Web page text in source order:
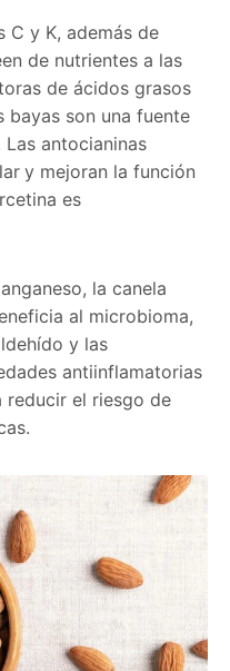
C y K, además de
de nutrientes a las
de ácidos grasos
bayas son una fuente
antocianinas
y mejoran la función
es
la canela
al microbioma,
y las
antiinflamatorias
reducir el riesgo de